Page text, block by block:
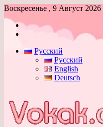
Воскресенье , 9 Август 2026
Войти
Русский
Русский
English
Deutsch